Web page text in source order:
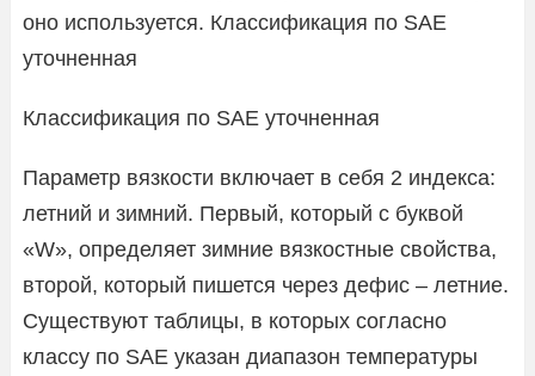
оно используется. Классификация по SAE
уточненная
Классификация по SAE уточненная
Параметр вязкости включает в себя 2 индекса:
летний и зимний. Первый, который с буквой
«W», определяет зимние вязкостные свойства,
второй, который пишется через дефис – летние.
Существуют таблицы, в которых согласно
классу по SAE указан диапазон температуры